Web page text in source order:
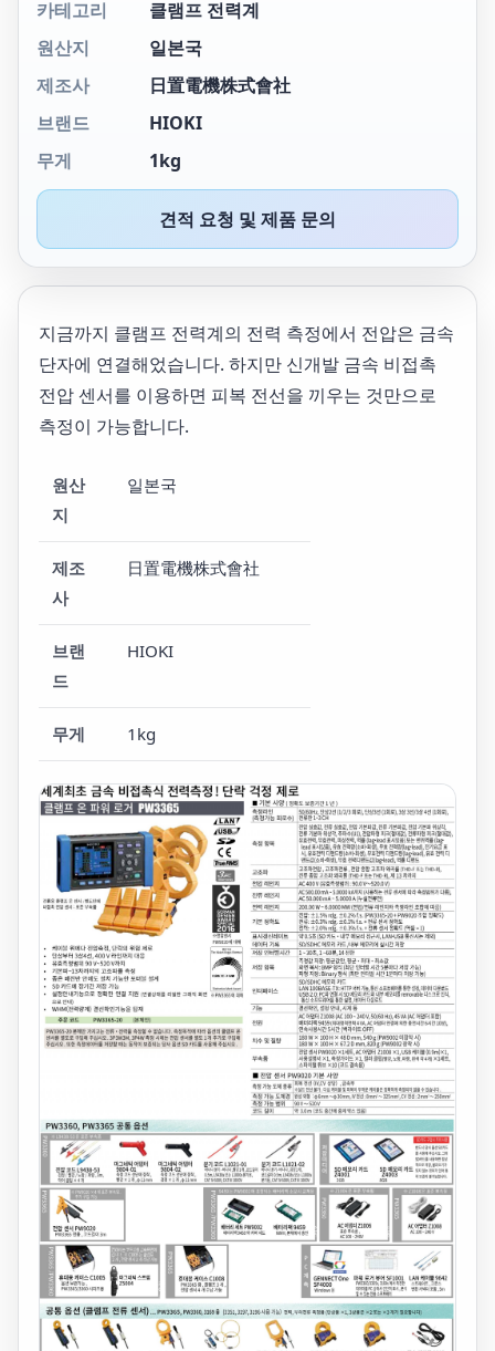
카테고리
클램프 전력계
원산지
일본국
제조사
日置電機株式會社
브랜드
HIOKI
무게
1kg
견적 요청 및 제품 문의
지금까지 클램프 전력계의 전력 측정에서 전압은 금속
단자에 연결해었습니다. 하지만 신개발 금속 비접촉
전압 센서를 이용하면 피복 전선을 끼우는 것만으로
측정이 가능합니다.
원산
지
일본국
제조
사
日置電機株式會社
브랜
드
HIOKI
무게 1kg